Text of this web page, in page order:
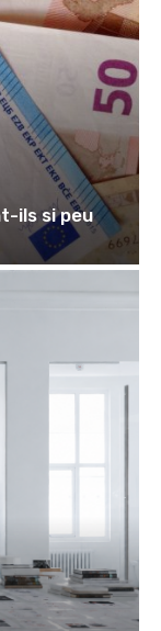
ils si peu